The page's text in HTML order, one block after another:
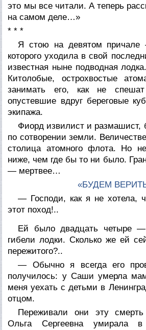
это мы все читали. А теперь
на самом деле…»
* * *
Я стою на девятом
которого уходила в свой
известная ныне подводная
Китолобые, острохвостые
занимать его, как не
опустевшие вдруг береговые
экипажа.
Фиорд извилист и размашист,
по сотворении земли.
столица атомного флота. Но
ниже, чем где бы то ни было.
— мертвее…
«БУДЕМ
— Господи, как я не хотела,
этот поход!..
Ей было двадцать четыре
гибели лодки. Сколько же ей
пережитого?..
— Обычно я всегда его
получилось: у Саши умерла
меня уехать с детьми в
отцом.
Переживали они эту
Ольга Сергеевна умирала